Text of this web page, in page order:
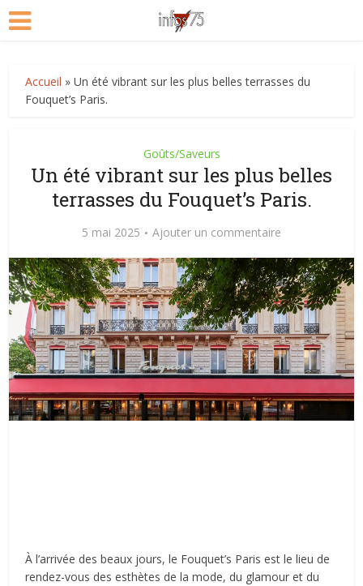
Accueil »Un été vibrant sur les plus belles terrasses du
Fouquet’s Paris.
Goûts/Saveurs
Un été vibrant sur les plus belles
terrasses du Fouquet’s Paris.
5 mai 2025 Ajouter un commentaire
À l’arrivée des beaux jours, le Fouquet’s Paris est le lieu de
rendez-vous des esthètes de la mode, du glamour et du